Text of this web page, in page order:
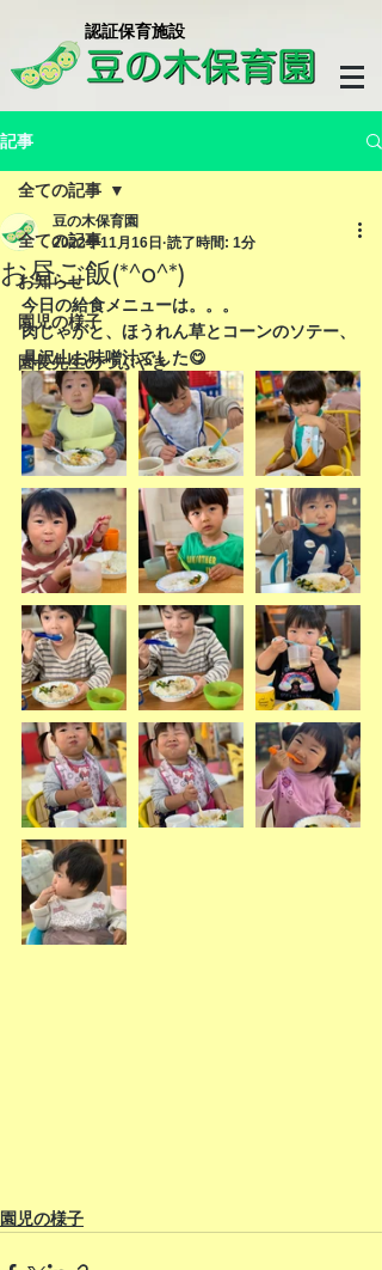
​認証保育施設
記事
全ての記事
お知らせ
園児の様子
園長先生のつぶやき
全ての記事
お昼ご飯(*^o^*)
豆の木保育園
2022年11月16日 読了時間: 1分
今日の給食メニューは。。。
肉じゃがと、ほうれん草とコーンのソテー、
具沢山お味噌汁でした😋
園児の様子